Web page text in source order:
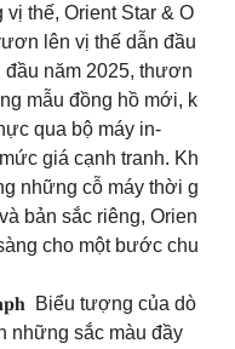
thế, Orient Star & O
lên vị thế dẫn đầu
đầu năm 2025, thươn
mẫu đồng hồ mới, k
qua bộ máy in-
giá cạnh tranh. Kh
những cỗ máy thời g
bản sắc riêng, Orien
cho một bước chu
Biểu tượng của dò
những sắc màu đầy